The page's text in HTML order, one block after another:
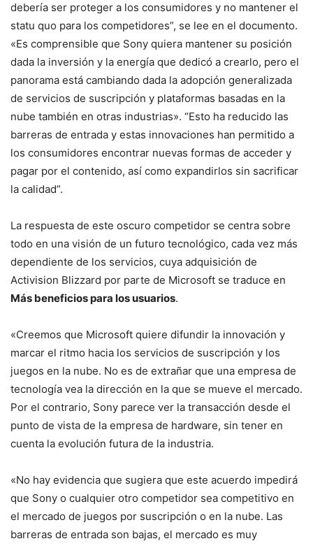
debería ser proteger a los consumidores y no mantener el
statu quo para los competidores”, se lee en el documento.
«Es comprensible que Sony quiera mantener su posición
dada la inversión y la energía que dedicó a crearlo, pero el
panorama está cambiando dada la adopción generalizada
de servicios de suscripción y plataformas basadas en la
nube también en otras industrias». “Esto ha reducido las
barreras de entrada y estas innovaciones han permitido a
los consumidores encontrar nuevas formas de acceder y
pagar por el contenido, así como expandirlos sin sacrificar
la calidad”.
La respuesta de este oscuro competidor se centra sobre
todo en una visión de un futuro tecnológico, cada vez más
dependiente de los servicios, cuya adquisición de
Activision Blizzard por parte de Microsoft se traduce en
Más beneficios para los usuarios.
«Creemos que Microsoft quiere difundir la innovación y
marcar el ritmo hacia los servicios de suscripción y los
juegos en la nube. No es de extrañar que una empresa de
tecnología vea la dirección en la que se mueve el mercado.
Por el contrario, Sony parece ver la transacción desde el
punto de vista de la empresa de hardware, sin tener en
cuenta la evolución futura de la industria.
«No hay evidencia que sugiera que este acuerdo impedirá
que Sony o cualquier otro competidor sea competitivo en
el mercado de juegos por suscripción o en la nube. Las
barreras de entrada son bajas, el mercado es muy